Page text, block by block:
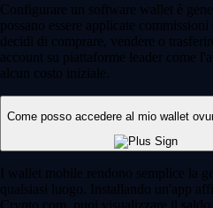
Configurare un software wallet è
possano essere applicate
decidi di comprare, vendere o
account su piattaforme leader come
alcun costo iniziale.
Come posso accedere al mio wallet
I wallet mobile rendono semplice la
qualsiasi luogo. Installando un'app